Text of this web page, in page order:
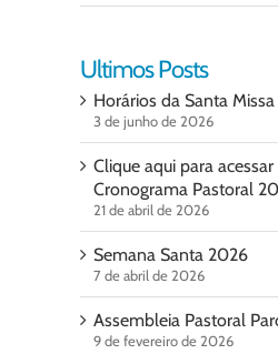
Ultimos Posts
Horários da Santa Missa
3 de junho de 2026
Clique aqui para acessar
Cronograma Pastoral
21 de abril de 2026
Semana Santa 2026
7 de abril de 2026
Assembleia Pastoral
9 de fevereiro de 2026